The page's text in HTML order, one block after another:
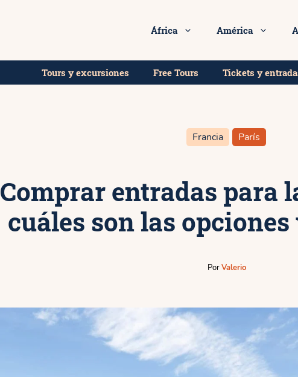
África América
Tours y excursiones Free Tours Tickets y
Francia París
Comprar entradas para
cuáles son las
PorValerio